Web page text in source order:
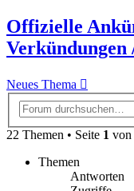
Offizielle
Verkündungen
Neues Thema
22 Themen • Seite 1 von
Themen
Antworten